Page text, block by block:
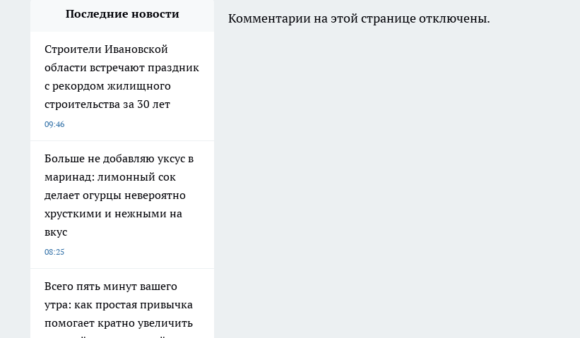
Последние новости
Строители Ивановской
области встречают праздник
с рекордом жилищного
строительства за 30 лет
09:46
Больше не добавляю уксус в
маринад: лимонный сок
делает огурцы невероятно
хрусткими и нежными на
вкус
08:25
Всего пять минут вашего
утра: как простая привычка
помогает кратно увеличить
Комментарии на этой странице отключены.